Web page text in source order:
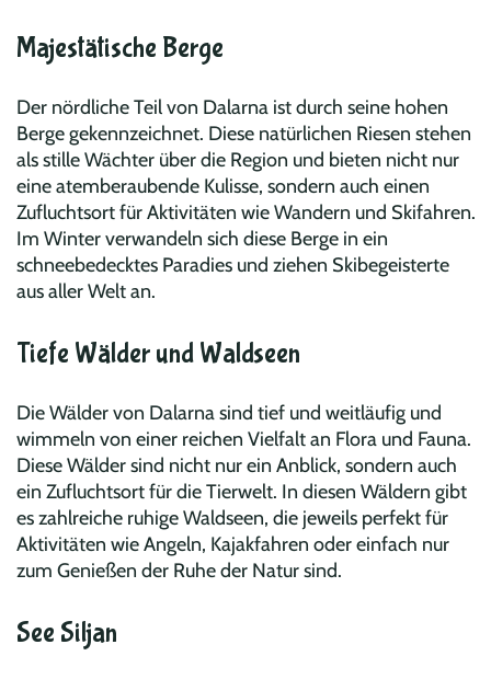
Majestätische Berge
Der nördliche Teil von Dalarna ist durch seine hohen
Berge gekennzeichnet. Diese natürlichen Riesen stehen
als stille Wächter über die Region und bieten nicht nur
eine atemberaubende Kulisse, sondern auch einen
Zufluchtsort für Aktivitäten wie Wandern und Skifahren.
Im Winter verwandeln sich diese Berge in ein
schneebedecktes Paradies und ziehen Skibegeisterte
aus aller Welt an.
Tiefe Wälder und Waldseen
Die Wälder von Dalarna sind tief und weitläufig und
wimmeln von einer reichen Vielfalt an Flora und Fauna.
Diese Wälder sind nicht nur ein Anblick, sondern auch
ein Zufluchtsort für die Tierwelt. In diesen Wäldern gibt
es zahlreiche ruhige Waldseen, die jeweils perfekt für
Aktivitäten wie Angeln, Kajakfahren oder einfach nur
zum Genießen der Ruhe der Natur sind.
See Siljan